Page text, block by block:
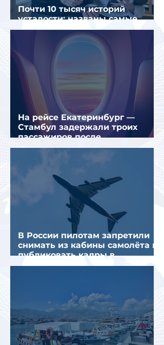
Почти 10 тысяч историй
усталости: названы самые
уставшие россияне
На рейсе Екатеринбург —
Стамбул задержали троих
пассажиров после
предполагаемой серии краж
В России пилотам запретили
снимать из кабины самолёта и
публиковать кадры в
интернете